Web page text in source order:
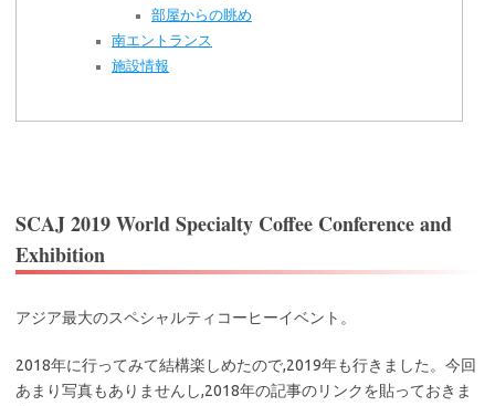
部屋からの眺め
南エントランス
施設情報
SCAJ 2019 World Specialty Coffee Conference and
Exhibition
アジア最大のスペシャルティコーヒーイベント。
2018年に行ってみて結構楽しめたので,2019年も行きました。今回
あまり写真もありませんし,2018年の記事のリンクを貼っておきま